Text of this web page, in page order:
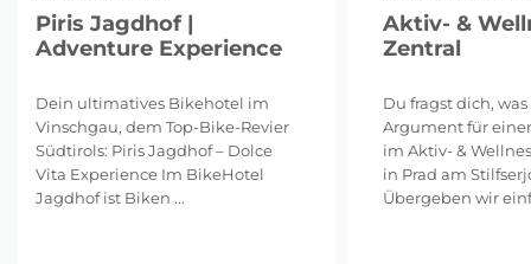
Piris Jagdhof |
Adventure Experience
Dein ultimatives Bikehotel im
Vinschgau, dem Top-Bike-Revier
Südtirols: Piris Jagdhof – Dolce
Vita Experience Im BikeHotel
Jagdhof ist Biken ...
Aktiv- &
Zentral
Du fragst dich,
Argument für
im Aktiv- &
in Prad am
Übergeben wir